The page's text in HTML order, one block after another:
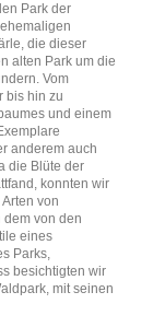
Park der
die dieser
alten Park um die
Vom
bis hin zu
und einem
anderem auch
die Blüte der
konnten wir
von
von den
eines
Parks,
besichtigten wir
mit seinen